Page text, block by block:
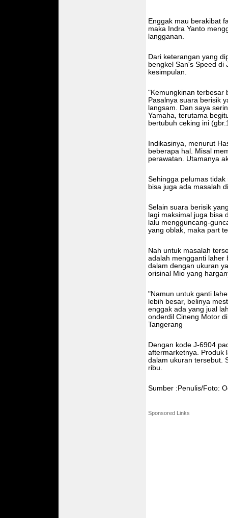
Enggak mau berakibat
maka Indra Yanto
langganan.
Dari keterangan yang
bengkel San's Speed di
kesimpulan.
"Kemungkinan terbesar
Pasalnya suara berisik
langsam. Dan saya
Yamaha, terutama
bertubuh ceking ini
Indikasinya, menurut
beberapa hal. Misal
perawatan. Utamanya
Sehingga pelumas
bisa juga ada masalah
Selain suara berisik
lagi maksimal juga bisa
lalu mengguncang-
yang oblak, maka part
Nah untuk masalah
adalah mengganti laher
dalam dengan ukuran
orisinal Mio yang
"Namun untuk ganti
lebih besar, belinya
enggak ada yang jual
onderdil Cineng Motor
Tangerang
Dengan kode J-6904
aftermarketnya. Produk
dalam ukuran tersebut.
ribu.
Sumber :Penulis/Foto:
Sponsored Links